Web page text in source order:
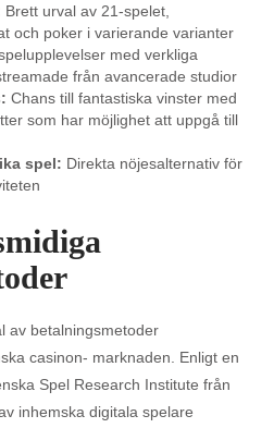
Brett urval av 21-spelet,
och poker i varierande varianter
med verkliga
från avancerade studior
Chans till fantastiska vinster med
som har möjlighet att uppgå till
spel: Direkta nöjesalternativ för
av betalningsmetoder
casinon- marknaden. Enligt en
Spel Research Institute från
inhemska digitala spelare